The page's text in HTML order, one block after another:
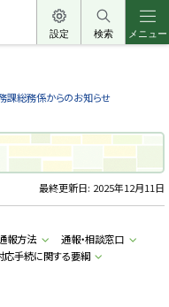
設定 検索 メニュー
課総務係からのお知らせ
最終更新日: 2025年12月11日
報方法
通報・相談窓口
手続に関する要綱